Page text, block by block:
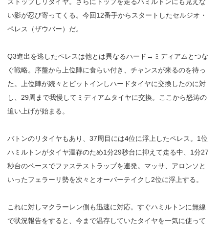
い影が忍び寄ってくる。今回12番手からスタートしたセルジオ・
ペレス（ザウバー）だ。
Q3進出を逃したペレスは他とは異なるハード→ミディアムとつな
ぐ戦略。序盤から上位陣に食らい付き、チャンスが来るのを待っ
た。上位陣が続々とピットインしハードタイヤに交換したのに対
し、29周まで我慢してミディアムタイヤに交換。ここから怒涛の
追い上げが始まる。
バトンのリタイヤもあり、37周目には4位に浮上したペレス。1位
ハミルトンがタイヤ温存のため1分29秒台に抑えて走る中、1分27
秒台のペースでファステストラップを連発。マッサ、アロンソと
いったフェラーリ勢を次々とオーバーテイクし2位に浮上する。
これに対しマクラーレン側も迅速に対応。すぐハミルトンに無線
で状況報告をすると、今まで温存していたタイヤを一気に使って